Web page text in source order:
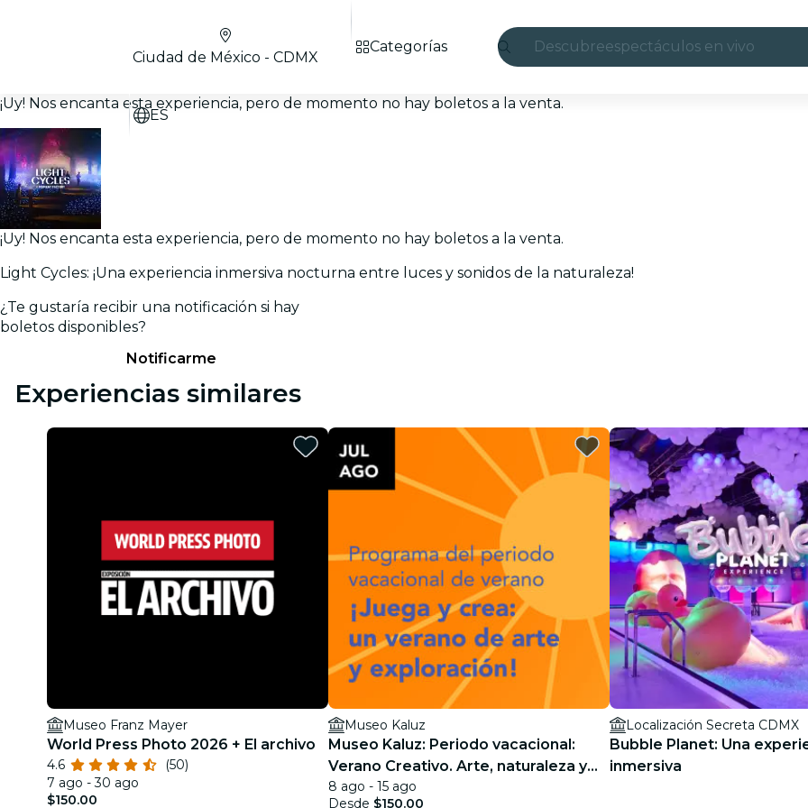
Descubreespectáculos en vivo
restaurantes
cine
Ciudad de México - CDMX
ES
Categorías
¡Uy! Nos encanta esta experiencia, pero de momento no hay boletos a la venta.
¡Uy! Nos encanta esta experiencia, pero de momento no hay boletos a la venta.
Light Cycles: ¡Una experiencia inmersiva nocturna entre luces y sonidos de la naturaleza!
¿Te gustaría recibir una notificación si hay
boletos disponibles?
Notificarme
Experiencias similares
Museo Franz Mayer
World Press Photo 2026 + El archivo
4.6
(50)
7 ago - 30 ago
$150.00
Museo Kaluz
Museo Kaluz: Periodo vacacional:
Verano Creativo. Arte, naturaleza y
exploración para todas las edades
8 ago - 15 ago
Desde $150.00
Localización Secreta CDMX
Bubble Planet: Una
inmersiva